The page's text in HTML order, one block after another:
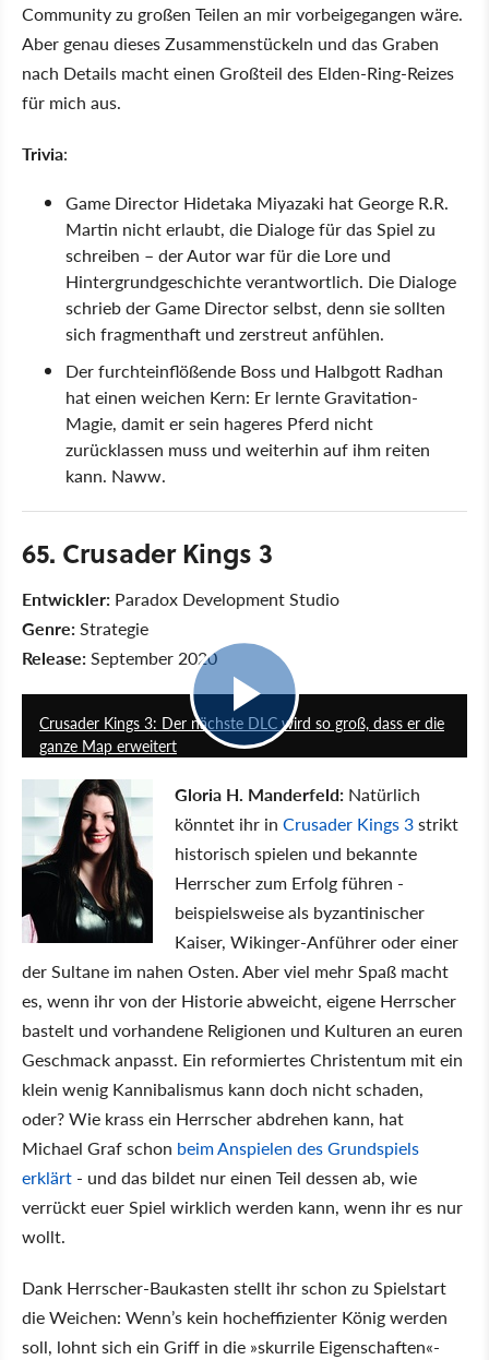
Community zu großen Teilen an mir vorbeigegangen wäre.
Aber genau dieses Zusammenstückeln und das Graben
nach Details macht einen Großteil des Elden-Ring-Reizes
für mich aus.
Trivia:
Game Director Hidetaka Miyazaki hat George R.R.
Martin nicht erlaubt, die Dialoge für das Spiel zu
schreiben – der Autor war für die Lore und
Hintergrundgeschichte verantwortlich. Die Dialoge
schrieb der Game Director selbst, denn sie sollten
sich fragmenthaft und zerstreut anfühlen.
Der furchteinflößende Boss und Halbgott Radhan
hat einen weichen Kern: Er lernte Gravitation-
Magie, damit er sein hageres Pferd nicht
zurücklassen muss und weiterhin auf ihm reiten
kann. Naww.
65. Crusader Kings 3
Entwickler: Paradox Development Studio
Genre:Strategie
Release:September 2020
Crusader Kings 3: Der nächste DLC wird so groß, dass er die
ganze Map erweitert
Gloria H. Manderfeld: Natürlich
könntet ihr in Crusader Kings 3strikt
historisch spielen und bekannte
Herrscher zum Erfolg führen -
beispielsweise als byzantinischer
Kaiser, Wikinger-Anführer oder einer
der Sultane im nahen Osten. Aber viel mehr Spaß macht
es, wenn ihr von der Historie abweicht, eigene Herrscher
bastelt und vorhandene Religionen und Kulturen an euren
Geschmack anpasst. Ein reformiertes Christentum mit ein
klein wenig Kannibalismus kann doch nicht schaden,
oder? Wie krass ein Herrscher abdrehen kann, hat
Michael Graf schon beim Anspielen des Grundspiels
erklärt - und das bildet nur einen Teil dessen ab, wie
verrückt euer Spiel wirklich werden kann, wenn ihr es nur
wollt.
Dank Herrscher-Baukasten stellt ihr schon zu Spielstart
die Weichen: Wenn’s kein hocheffizienter König werden
soll, lohnt sich ein Griff in die »skurrile Eigenschaften«-